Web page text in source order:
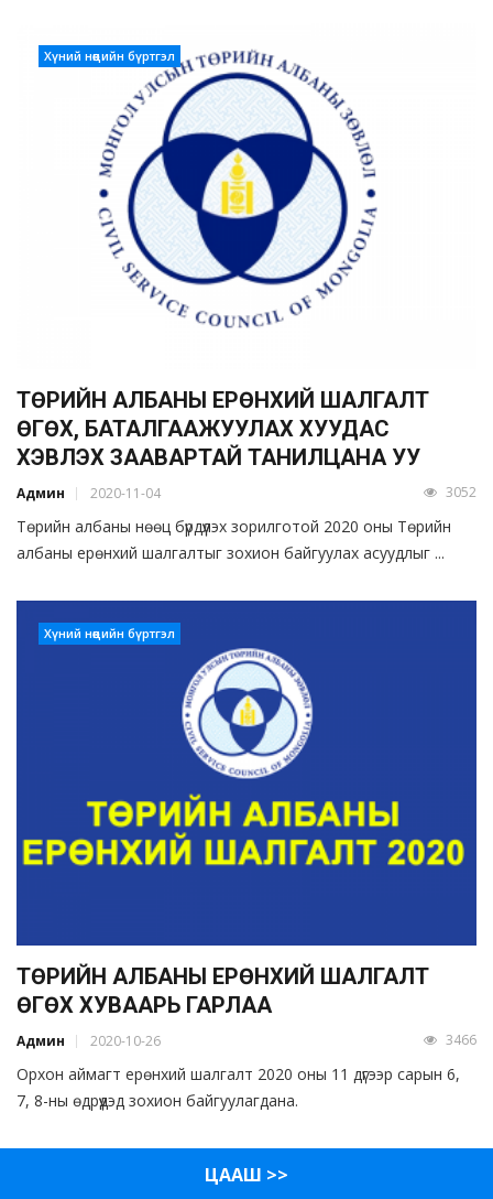
Хүний нөөцийн бүртгэл
ТӨРИЙН АЛБАНЫ ЕРӨНХИЙ ШАЛГАЛТ
ӨГӨХ, БАТАЛГААЖУУЛАХ ХУУДАС
ХЭВЛЭХ ЗААВАРТАЙ ТАНИЛЦАНА УУ
Админ 2020-11-04 3052
Төрийн албаны нөөц бүрдүүлэх зорилготой 2020 оны Төрийн
албаны ерөнхий шалгалтыг зохион байгуулах асуудлыг ...
Хүний нөөцийн бүртгэл
ТӨРИЙН АЛБАНЫ ЕРӨНХИЙ ШАЛГАЛТ
ӨГӨХ ХУВААРЬ ГАРЛАА
Админ 2020-10-26 3466
Орхон аймагт ерөнхий шалгалт 2020 оны 11 дүгээр сарын 6,
7, 8-ны өдрүүдэд зохион байгуулагдана.
ЦААШ >>